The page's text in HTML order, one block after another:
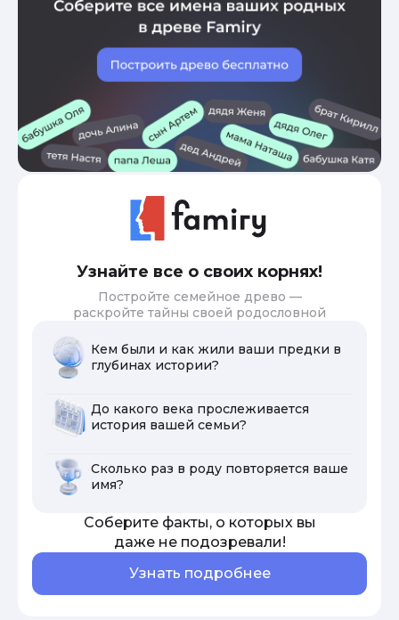
Узнайте все о своих корнях!
Постройте семейное древо —
раскройте тайны своей родословной
Кем были и как жили ваши предки в
глубинах истории?
До какого века прослеживается
история вашей семьи?
Сколько раз в роду повторяется ваше
имя?
Соберите факты, о которых вы
даже не подозревали!
Узнать подробнее